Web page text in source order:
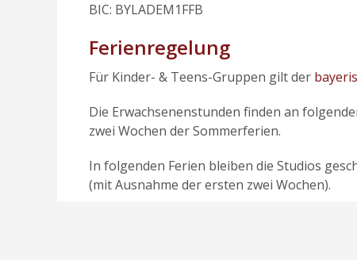
BIC: BYLADEM1FFB
Ferienregelung
Für Kinder- & Teens-Gruppen gilt der
Die Erwachsenenstunden finden an
zwei Wochen der Sommerferien.
In folgenden Ferien bleiben die Studios
(mit Ausnahme der ersten zwei Wochen).